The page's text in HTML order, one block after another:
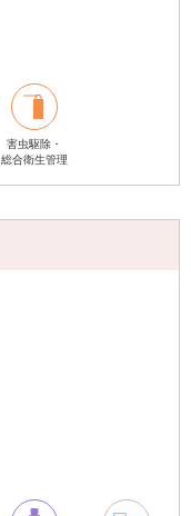
害虫駆除・
総合衛生管理